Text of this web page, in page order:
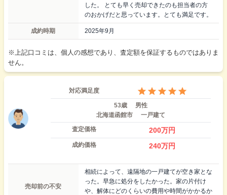
した。 とても早く売却できたのも担当者の方
のおかげだと思っています。とても満足です。
成約時期 2025年9月
※上記口コミは、個人の感想であり、査定額を保証するものではありま
せん。
対応満足度
53歳
男性
北海道函館市
一戸建て
査定価格
200万円
成約価格 240万円
売却前の不安
相続によって、遠隔地の一戸建てが空き家とな
った。早急に処分をしたかった。家の片付け
や、解体にどのくらいの費用や時間がかかるか